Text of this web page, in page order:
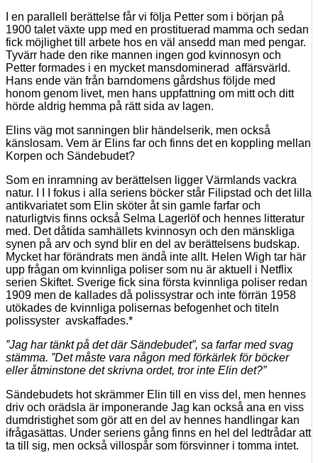
I en parallell berättelse får vi följa Petter som i början på
1900 talet växte upp med en prostituerad mamma och sedan
fick möjlighet till arbete hos en väl ansedd man med pengar.
Tyvärr hade den rike mannen ingen god kvinnosyn och
Petter formades i en mycket mansdominerad affärsvärld.
Hans ende vän från barndomens gårdshus följde med
honom genom livet, men hans uppfattning om mitt och ditt
hörde aldrig hemma på rätt sida av lagen.
Elins väg mot sanningen blir händelserik, men också
känslosam. Vem är Elins far och finns det en koppling mellan
Korpen och Sändebudet?
Som en inramning av berättelsen ligger Värmlands vackra
natur. I I I fokus i alla seriens böcker står Filipstad och det lilla
antikvariatet som Elin sköter åt sin gamle farfar och
naturligtvis finns också Selma Lagerlöf och hennes litteratur
med. Det dåtida samhällets kvinnosyn och den mänskliga
synen på arv och synd blir en del av berättelsens budskap.
Mycket har förändrats men ändå inte allt. Helen Wigh tar här
upp frågan om kvinnliga poliser som nu är aktuell i Netflix
serien Skiftet. Sverige fick sina första kvinnliga poliser redan
1909 men de kallades då polissystrar och inte förrän 1958
utökades de kvinnliga polisernas befogenhet och titeln
polissyster avskaffades.*
”Jag har tänkt på det där Sändebudet”, sa farfar med svag
stämma. ”Det måste vara någon med förkärlek för böcker
eller åtminstone det skrivna ordet, tror inte Elin det?”
Sändebudets hot skrämmer Elin till en viss del, men hennes
driv och orädsla är imponerande Jag kan också ana en viss
dumdristighet som gör att en del av hennes handlingar kan
ifrågasättas. Under seriens gång finns en hel del ledtrådar att
ta till sig, men också villospår som försvinner i tomma intet.